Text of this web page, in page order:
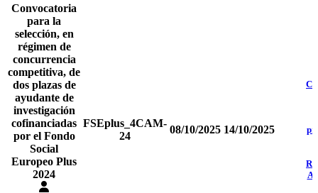
Convocatoria
para la
selección, en
régimen de
concurrencia
competitiva, de
dos plazas de
ayudante de
investigación
cofinanciadas
por el Fondo
Social
Europeo Plus
2024
FSEplus_4CAM-
24
08/10/2025 14/10/2025